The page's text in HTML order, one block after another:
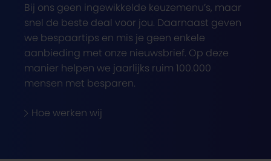
Bij ons geen ingewikkelde keuzemenu’s, maar
snel de beste deal voor jou. Daarnaast geven
we bespaartips en mis je geen enkele
aanbieding met onze nieuwsbrief. Op deze
manier helpen we jaarlijks ruim 100.000
mensen met besparen.
Hoe werken wij